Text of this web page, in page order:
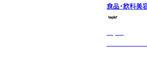
食品・飲料美